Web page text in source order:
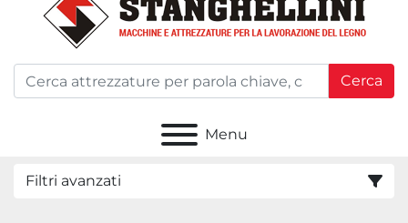
Cerca
Menu
Filtri avanzati